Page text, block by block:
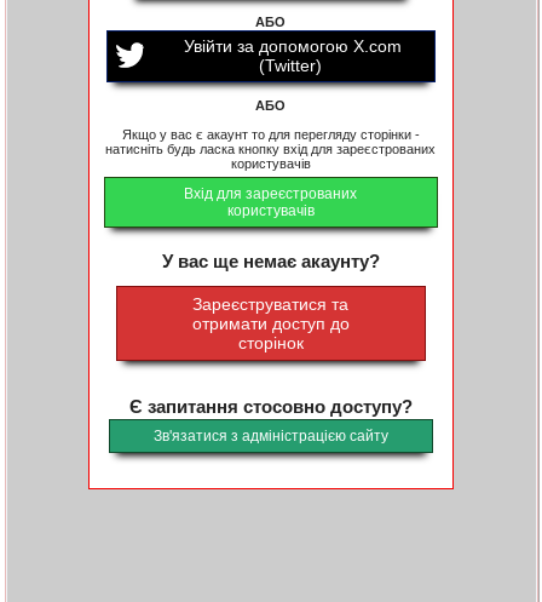
АБО
Увійти за допомогою X.com
(Twitter)
АБО
Якщо у вас є акаунт то для перегляду сторінки -
натисніть будь ласка кнопку вхід для зареєстрованих
користувачів
Вхід для зареєстрованих
користувачів
У вас ще немає акаунту?
Зареєструватися та
отримати доступ до
сторінок
Є запитання стосовно доступу?
Зв'язатися з адміністрацією сайту